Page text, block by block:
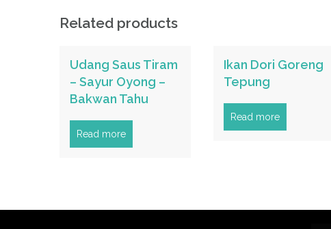
Related products
Udang Saus Tiram
– Sayur Oyong –
Bakwan Tahu
Read more
Ikan Dori Goreng
Tepung
Read more